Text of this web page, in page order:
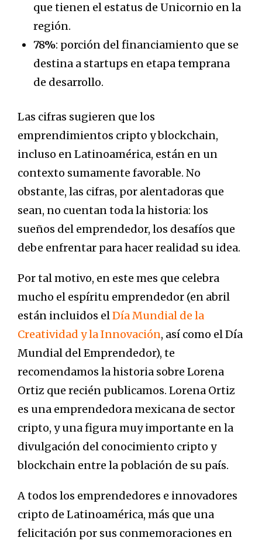
que tienen el estatus de Unicornio en la
región.
78%: porción del financiamiento que se
destina a startups en etapa temprana
de desarrollo.
Las cifras sugieren que los
emprendimientos cripto y blockchain,
incluso en Latinoamérica, están en un
contexto sumamente favorable. No
obstante, las cifras, por alentadoras que
sean, no cuentan toda la historia: los
sueños del emprendedor, los desafíos que
debe enfrentar para hacer realidad su idea.
Por tal motivo, en este mes que celebra
mucho el espíritu emprendedor (en abril
están incluidos elDía Mundial de la
Creatividad y la Innovación, así como el Día
Mundial del Emprendedor), te
recomendamos la historia sobre Lorena
Ortiz que recién publicamos. Lorena Ortiz
es una emprendedora mexicana de sector
cripto, y una figura muy importante en la
divulgación del conocimiento cripto y
blockchain entre la población de su país.
A todos los emprendedores e innovadores
cripto de Latinoamérica, más que una
felicitación por sus conmemoraciones en